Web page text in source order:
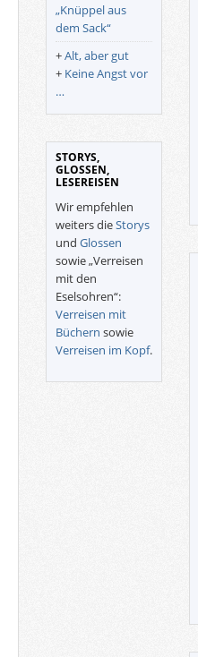
„Knüppel aus
dem Sack“
+Alt, aber gut
+ Keine Angst vor
…
STORYS,
GLOSSEN,
LESEREISEN
Wir empfehlen
weiters dieStorys
und Glossen
sowie „Verreisen
mit den
Eselsohren“:
Verreisen mit
Büchern sowie
Verreisen im Kopf.